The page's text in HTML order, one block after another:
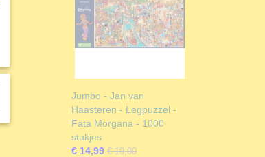
Jumbo - Jan van
Haasteren - Legpuzzel -
Fata Morgana - 1000
stukjes
€ 14,99 € 19,00